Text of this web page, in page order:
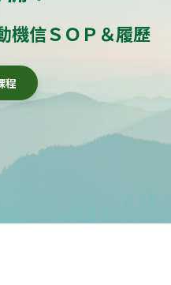
機信ＳＯＰ＆履歷
程